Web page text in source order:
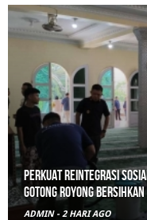
Perkuat Reintegrasi
Gotong Royong
ADMIN - 2 HARI AGO